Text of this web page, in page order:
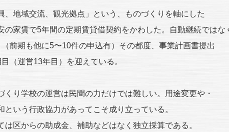
、地域交流、観光拠点」という、ものづくりを軸にした
の家賃で5年間の定期賃貸借契約をかわした。自動継続ではな
前期も他に5〜10件の申込有）その都度、事業計画書提出
（運営13年目）を迎えている。
くり学校の運営は民間の力だけでは難しい。用途変更や・
という行政協力があってこそ成り立っている。
は区からの助成金、補助などはなく独立採算である。